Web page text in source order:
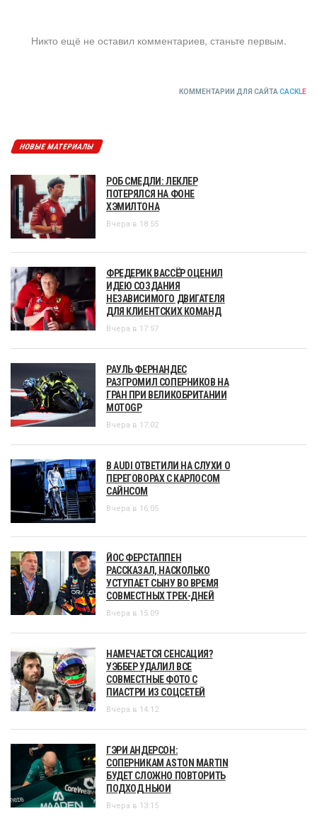
Никто ещё не оставил комментариев, станьте первым.
КОММЕНТАРИИ ДЛЯ САЙТА CACKLE
НОВЫЕ МАТЕРИАЛЫ
РОБ СМЕДЛИ: ЛЕКЛЕР
ПОТЕРЯЛСЯ НА ФОНЕ
ХЭМИЛТОНА
Вчера в 18:55
ФРЕДЕРИК ВАССЁР ОЦЕНИЛ
ИДЕЮ СОЗДАНИЯ
НЕЗАВИСИМОГО ДВИГАТЕЛЯ
ДЛЯ КЛИЕНТСКИХ КОМАНД
Вчера в 17:57
РАУЛЬ ФЕРНАНДЕС
РАЗГРОМИЛ СОПЕРНИКОВ НА
ГРАН ПРИ ВЕЛИКОБРИТАНИИ
MOTOGP
Вчера в 17:02
В AUDI ОТВЕТИЛИ НА СЛУХИ О
ПЕРЕГОВОРАХ С КАРЛОСОМ
САЙНСОМ
Вчера в 16:05
ЙОС ФЕРСТАППЕН
РАССКАЗАЛ, НАСКОЛЬКО
УСТУПАЕТ СЫНУ ВО ВРЕМЯ
СОВМЕСТНЫХ ТРЕК-ДНЕЙ
Вчера в 15:09
НАМЕЧАЕТСЯ СЕНСАЦИЯ?
УЭББЕР УДАЛИЛ ВСЕ
СОВМЕСТНЫЕ ФОТО С
ПИАСТРИ ИЗ СОЦСЕТЕЙ
Вчера в 14:12
ГЭРИ АНДЕРСОН:
СОПЕРНИКАМ ASTON MARTIN
БУДЕТ СЛОЖНО ПОВТОРИТЬ
ПОДХОД НЬЮИ
Вчера в 13:15